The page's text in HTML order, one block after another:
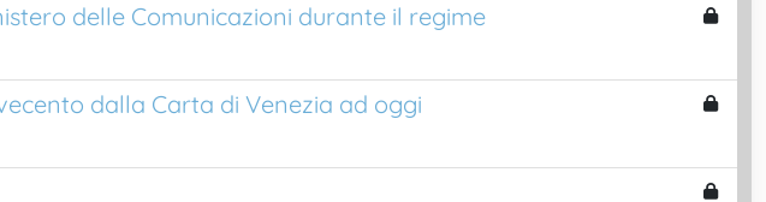
delle Comunicazioni durante il regime
dalla Carta di Venezia ad oggi